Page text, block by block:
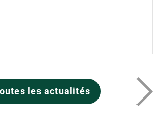
les actualités